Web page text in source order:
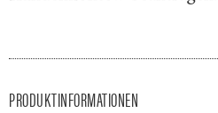
PRODUKTINFORMATIONEN